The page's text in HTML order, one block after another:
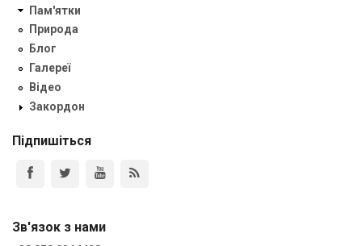
Пам'ятки
Природа
Блог
Галереї
Відео
Закордон
Підпишіться
Зв'язок з нами